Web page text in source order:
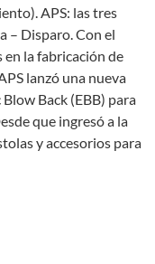
APS: las tres
– Disparo. Con el
la fabricación de
lanzó una nueva
Back (EBB) para
que ingresó a la
y accesorios para